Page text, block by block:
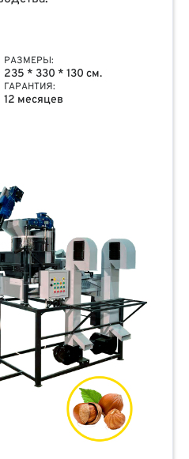
РАЗМЕРЫ:
235 * 330 * 130 см.
ГАРАНТИЯ:
12 месяцев